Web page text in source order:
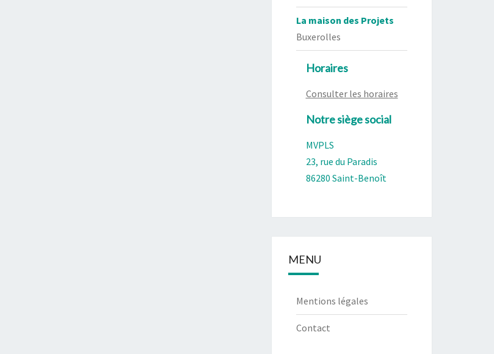
La maison des Projets
Buxerolles
Horaires
Consulter les horaires
Notre siège social
MVPLS
23, rue du Paradis
86280 Saint-Benoît
MENU
Mentions légales
Contact